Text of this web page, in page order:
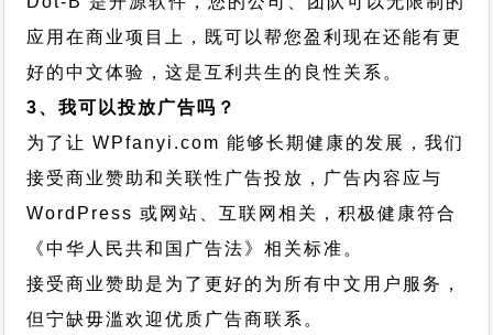
应用在商业项目上，既可以帮您盈利现在还能有更
好的中文体验，这是互利共生的良性关系。
3、我可以投放广告吗？
为了让 WPfanyi.com 能够长期健康的发展，我们
接受商业赞助和关联性广告投放，广告内容应与
WordPress 或网站、互联网相关，积极健康符合
《中华人民共和国广告法》相关标准。
接受商业赞助是为了更好的为所有中文用户服务，
但宁缺毋滥欢迎优质广告商联系。